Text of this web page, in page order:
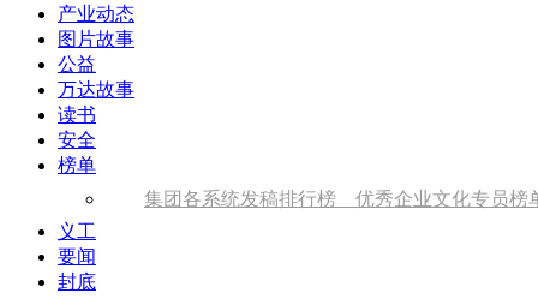
产业动态
图片故事
公益
万达故事
读书
安全
榜单
集团各系统发稿排行榜 优秀企业文化专员榜
义工
要闻
封底